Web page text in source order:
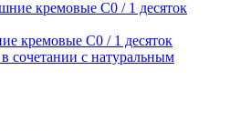
кремовые С0 / 1 десяток
сочетании с натуральным